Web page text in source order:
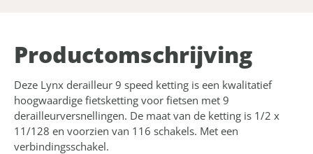
Product­omschrijving
Deze Lynx derailleur 9 speed ketting is een kwalitatief
hoogwaardige fietsketting voor fietsen met 9
derailleurversnellingen. De maat van de ketting is 1/2 x
11/128 en voorzien van 116 schakels. Met een
verbindingsschakel.